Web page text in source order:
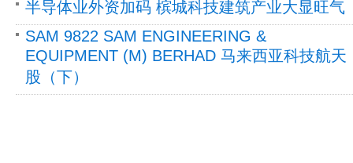
半导体业外资加码 槟城科技建筑产业大显旺气
SAM 9822 SAM ENGINEERING &
EQUIPMENT (M) BERHAD 马来西亚科技航天
股（下）